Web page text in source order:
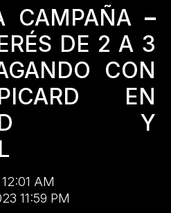
CAMPAÑA –
DE 2 A 3
CON
EN
Y
AM
11:59 PM